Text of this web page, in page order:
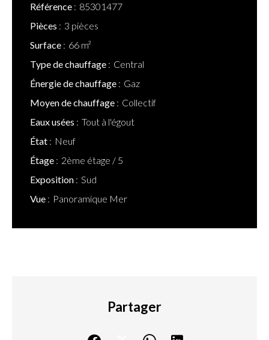
Référence
85301477
Pièces
3 pièces
Surface
66 m²
Type de chauffage
Central
Énergie de chauffage
Gaz
Moyen de chauffage
Collectif
Eaux usées
Tout à l'égout
État
Neuf
Étage
2ème étage / 5
Exposition
Sud
Vue
Panoramique Mer
Partager